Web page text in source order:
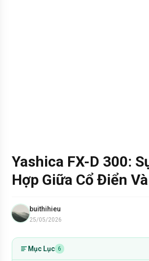
Yashica FX-D 300:
Hợp Giữa Cổ Điển
buithihieu
25/05/2026
Mục Lục 6